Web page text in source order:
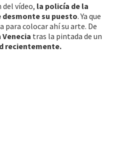
vídeo, la policía de la
desmonte su puesto. Ya que
para colocar ahí su arte. De
Venecia tras la pintada de un
recientemente.